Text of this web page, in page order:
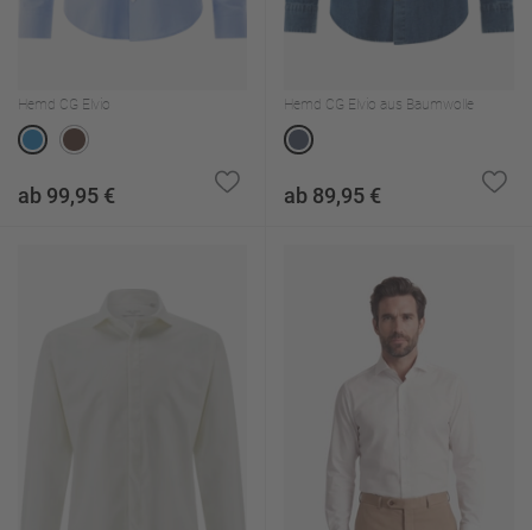
Hemd CG Elvio
ab 99,95 €
Hemd CG Elvio aus Baumwolle
ab 89,95 €